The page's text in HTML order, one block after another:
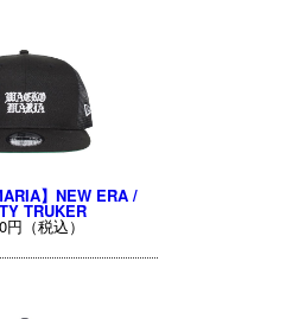
】NEW ERA /
TRUKER
円（税込）